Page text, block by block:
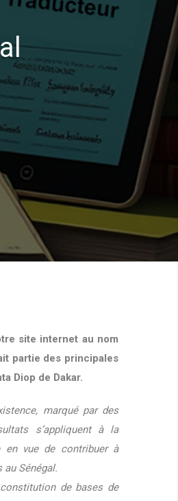
site internet au nom
partie des principales
Diop de Dakar.
marqué par des
s’appliquent à la
en vue de contribuer à
Sénégal.
de bases de